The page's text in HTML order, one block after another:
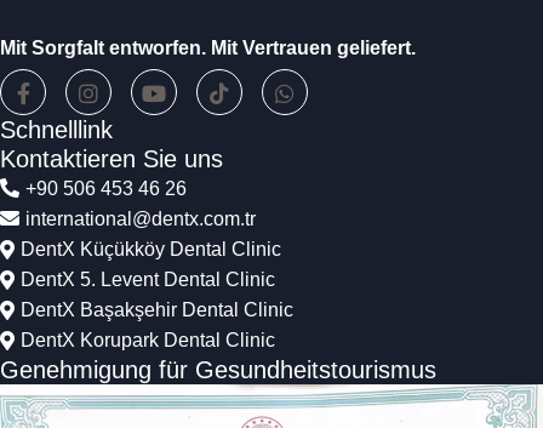
Mit Sorgfalt entworfen. Mit Vertrauen geliefert.
Schnelllink
Kontaktieren Sie uns
+90 506 453 46 26
international@dentx.com.tr
DentX Küçükköy Dental Clinic
DentX 5. Levent Dental Clinic
DentX Başakşehir Dental Clinic
DentX Korupark Dental Clinic
Genehmigung für Gesundheitstourismus